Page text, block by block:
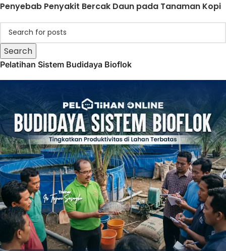
Penyebab Penyakit Bercak Daun pada Tanaman Kopi
Search
Pelatihan Sistem Budidaya Bioflok